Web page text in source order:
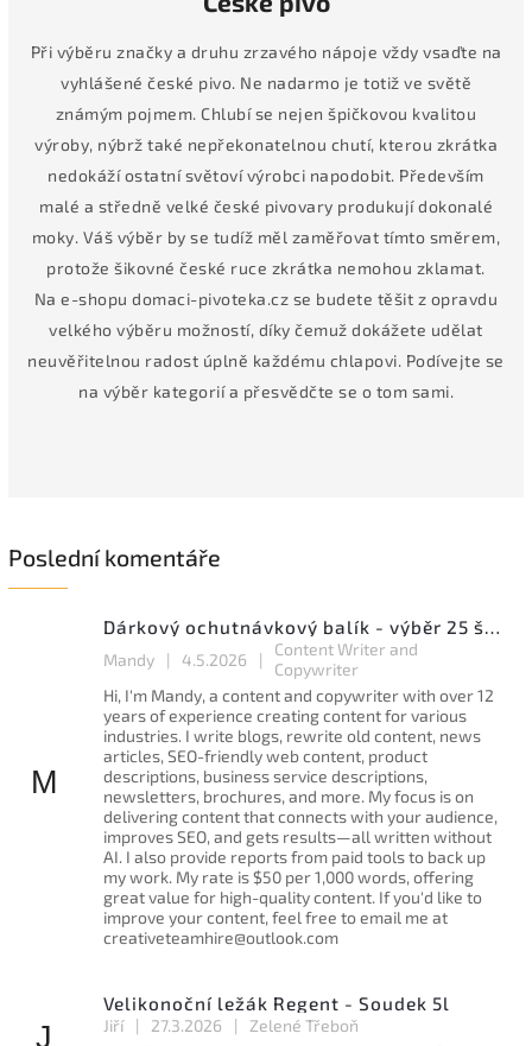
Při výběru značky a druhu zrzavého nápoje vždy vsaďte na
vyhlášené české pivo. Ne nadarmo je totiž ve světě
známým pojmem. Chlubí se nejen špičkovou kvalitou
výroby, nýbrž také nepřekonatelnou chutí, kterou zkrátka
nedokáží ostatní světoví výrobci napodobit. Především
malé a středně velké české pivovary produkují dokonalé
moky. Váš výběr by se tudíž měl zaměřovat tímto směrem,
protože šikovné české ruce zkrátka nemohou zklamat.
Na e-shopu domaci-pivoteka.cz se budete těšit z opravdu
velkého výběru možností, díky čemuž dokážete udělat
neuvěřitelnou radost úplně každému chlapovi. Podívejte se
na výběr kategorií a přesvědčte se o tom sami.
Poslední komentáře
M
Dárkový ochutnávkový balík - výběr 25 špičkových ležáků a speciálů
Mandy | 4.5.2026 |
Content Writer and
Copywriter
Hi, I'm Mandy, a content and copywriter with over 12
years of experience creating content for various
industries. I write blogs, rewrite old content, news
articles, SEO-friendly web content, product
descriptions, business service descriptions,
newsletters, brochures, and more. My focus is on
delivering content that connects with your audience,
improves SEO, and gets results—all written without
AI. I also provide reports from paid tools to back up
my work. My rate is $50 per 1,000 words, offering
great value for high-quality content. If you'd like to
improve your content, feel free to email me at
creativeteamhire@outlook.com
J
Velikonoční ležák Regent - Soudek 5l
Jiří | 27.3.2026 |
Zelené Třeboň